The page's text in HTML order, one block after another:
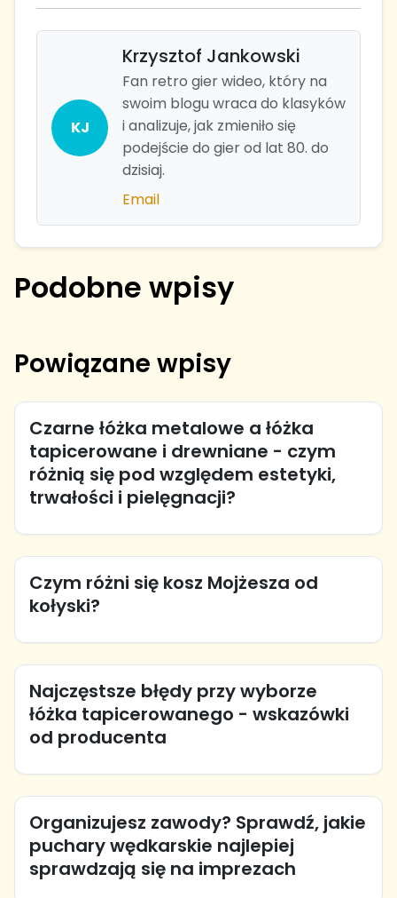
KJ
Krzysztof Jankowski
Fan retro gier wideo, który na
swoim blogu wraca do klasyków
i analizuje, jak zmieniło się
podejście do gier od lat 80. do
dzisiaj.
Email
Podobne wpisy
Powiązane wpisy
Czarne łóżka metalowe a łóżka
tapicerowane i drewniane - czym
różnią się pod względem estetyki,
trwałości i pielęgnacji?
Czym różni się kosz Mojżesza od
kołyski?
Najczęstsze błędy przy wyborze
łóżka tapicerowanego - wskazówki
od producenta
Organizujesz zawody? Sprawdź, jakie
puchary wędkarskie najlepiej
sprawdzają się na imprezach